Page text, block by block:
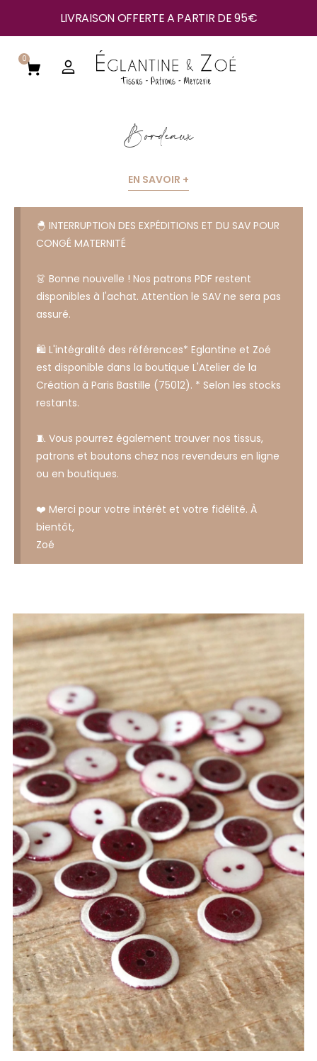
LIVRAISON OFFERTE A PARTIR DE 95€
0
Bordeaux
EN SAVOIR +
🐣 INTERRUPTION DES EXPÉDITIONS ET DU SAV POUR
CONGÉ MATERNITÉ
👗 Bonne nouvelle ! Nos patrons PDF restent
disponibles à l'achat. Attention le SAV ne sera pas
assuré.
🛍️ L'intégralité des références* Eglantine et Zoé
est disponible dans la boutique L'Atelier de la
Création à Paris Bastille (75012). * Selon les stocks
restants.
🧵 Vous pourrez également trouver nos tissus,
patrons et boutons chez nos revendeurs en ligne
ou en boutiques.
❤️ Merci pour votre intérêt et votre fidélité. À
bientôt,
Zoé